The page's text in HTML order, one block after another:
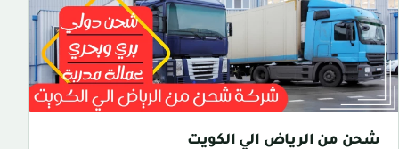
شحن من الرياض الي الكويت